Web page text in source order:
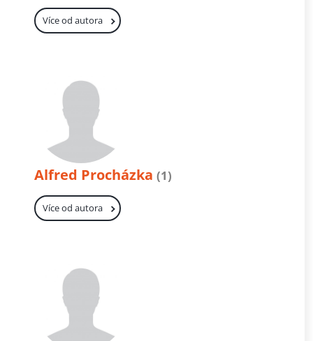
Více od autora
Alfred Procházka (1)
Více od autora